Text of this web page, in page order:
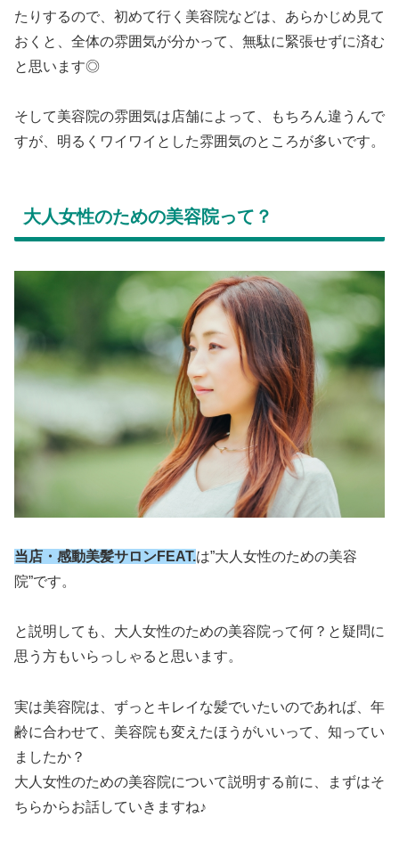
たりするので、初めて行く美容院などは、あらかじめ見て
おくと、全体の雰囲気が分かって、無駄に緊張せずに済む
と思います◎
そして美容院の雰囲気は店舗によって、もちろん違うんで
すが、明るくワイワイとした雰囲気のところが多いです。
大人女性のための美容院って？
当店・感動美髪サロンFEAT.は”大人女性のための美容
院”です。
と説明しても、大人女性のための美容院って何？と疑問に
思う方もいらっしゃると思います。
実は美容院は、ずっとキレイな髪でいたいのであれば、年
齢に合わせて、美容院も変えたほうがいいって、知ってい
ましたか？
大人女性のための美容院について説明する前に、まずはそ
ちらからお話していきますね♪